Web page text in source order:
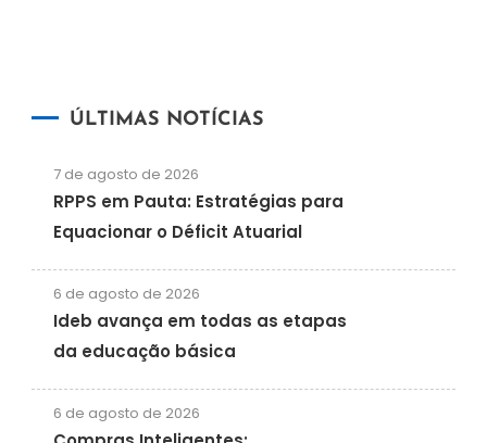
ÚLTIMAS NOTÍCIAS
7 de agosto de 2026
RPPS em Pauta: Estratégias para
Equacionar o Déficit Atuarial
6 de agosto de 2026
Ideb avança em todas as etapas
da educação básica
6 de agosto de 2026